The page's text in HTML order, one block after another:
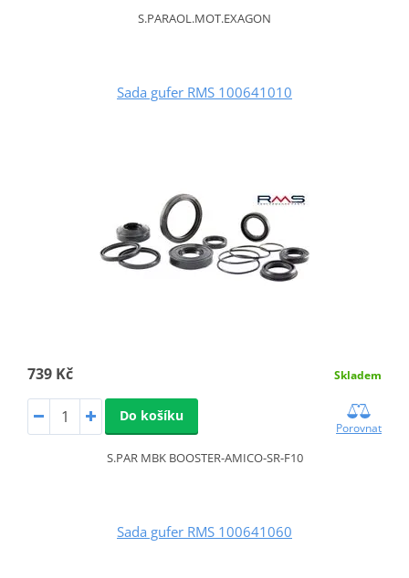
S.PARAOL.MOT.EXAGON
Sada gufer RMS 100641010
739 Kč Skladem
Do košíku
Porovnat
S.PAR MBK BOOSTER-AMICO-SR-F10
Sada gufer RMS 100641060